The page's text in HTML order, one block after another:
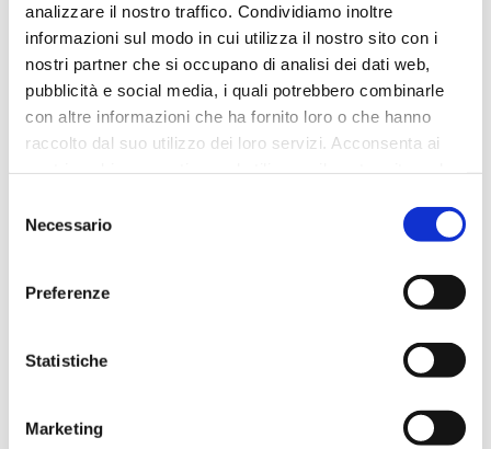
analizzare il nostro traffico. Condividiamo inoltre
informazioni sul modo in cui utilizza il nostro sito con i
nostri partner che si occupano di analisi dei dati web,
pubblicità e social media, i quali potrebbero combinarle
con altre informazioni che ha fornito loro o che hanno
raccolto dal suo utilizzo dei loro servizi. Acconsenta ai
delNecessario
Preferenze
Statistiche
Marketing
La sua formula concentrata e perfettamente